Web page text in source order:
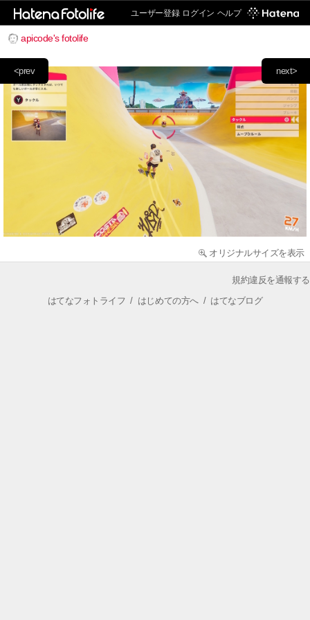
ユーザー登録 ログイン ヘルプ
apicode's fotolife
next>
<prev
オリジナルサイズを表示
規約違反を通報する
はてなフォトライフ / はじめての方へ/ はてなブログ